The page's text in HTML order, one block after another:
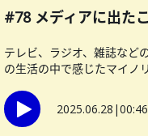
#78 メディアに出た
テレビ、ラジオ、雑誌など
の生活の中で感じたマイノ
2025.06.28 |